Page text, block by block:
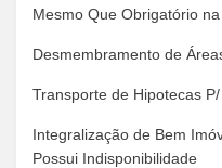
Mesmo Que Obrigatório
Desmembramento de
Transporte de Hipotecas
Integralização de Bem
Possui Indisponibilidade